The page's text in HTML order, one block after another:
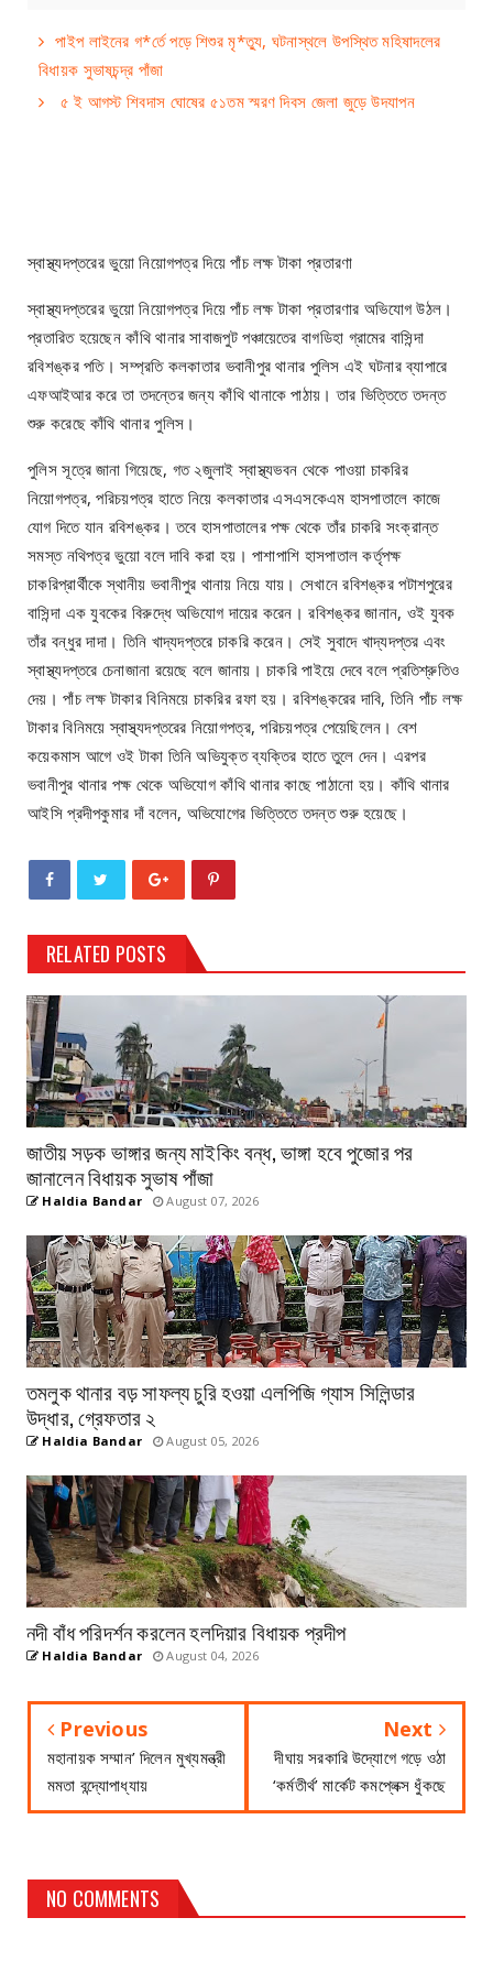
পাইপ লাইনের গ*র্তে পড়ে শিশুর মৃ*ত্যু, ঘটনাস্থলে উপস্থিত মহিষাদলের
বিধায়ক সুভাষচন্দ্র পাঁজা
৫ ই আগস্ট শিবদাস ঘোষের ৫১তম স্মরণ দিবস জেলা জুড়ে উদযাপন
স্বাস্থ্যদপ্তরের ভুয়ো নিয়োগপত্র দিয়ে পাঁচ লক্ষ টাকা প্রতারণা
স্বাস্থ্যদপ্তরের ভুয়ো নিয়োগপত্র দিয়ে পাঁচ লক্ষ টাকা প্রতারণার অভিযোগ উঠল।
প্রতারিত হয়েছেন কাঁথি থানার সাবাজপুট পঞ্চায়েতের বাগডিহা গ্রামের বাসিন্দা
রবিশঙ্কর পতি। সম্প্রতি কলকাতার ভবানীপুর থানার পুলিস এই ঘটনার ব্যাপারে
এফআইআর করে তা তদন্তের জন্য কাঁথি থানাকে পাঠায়। তার ভিত্তিতে তদন্ত
শুরু করেছে কাঁথি থানার পুলিস।
পুলিস সূত্রে জানা গিয়েছে, গত ২জুলাই স্বাস্থ্যভবন থেকে পাওয়া চাকরির
নিয়োগপত্র, পরিচয়পত্র হাতে নিয়ে কলকাতার এসএসকেএম হাসপাতালে কাজে
যোগ দিতে যান রবিশঙ্কর। তবে হাসপাতালের পক্ষ থেকে তাঁর চাকরি সংক্রান্ত
সমস্ত নথিপত্র ভুয়ো বলে দাবি করা হয়। পাশাপাশি হাসপাতাল কর্তৃপক্ষ
চাকরিপ্রার্থীকে স্থানীয় ভবানীপুর থানায় নিয়ে যায়। সেখানে রবিশঙ্কর পটাশপুরের
বাসিন্দা এক যুবকের বিরুদ্ধে অভিযোগ দায়ের করেন। রবিশঙ্কর জানান, ওই যুবক
তাঁর বন্ধুর দাদা। তিনি খাদ্য‌দপ্তরে চাকরি করেন। সেই সুবাদে খাদ্যদপ্তর এবং
স্বাস্থ্যদপ্তরে চেনাজানা রয়েছে বলে জানায়। চাকরি পাইয়ে দেবে বলে প্রতিশ্রুতিও
দেয়। পাঁচ লক্ষ টাকার বিনিময়ে চাকরির রফা হয়। রবিশঙ্করের দাবি, তিনি পাঁচ লক্ষ
টাকার বিনিময়ে স্বাস্থ্যদপ্তরের নিয়োগপত্র, পরিচয়পত্র পেয়েছিলেন। বেশ
কয়েকমাস আগে ওই টাকা তিনি অভিযুক্ত ব্যক্তির হাতে তুলে দেন। এরপর
ভবানীপুর থানার পক্ষ থেকে অভিযোগ কাঁথি থানার কাছে পাঠানো হয়। কাঁথি থানার
আইসি প্রদীপকুমার দাঁ বলেন, অভিযোগের ভিত্তিতে তদন্ত শুরু হয়েছে।
RELATED POSTS
জাতীয় সড়ক ভাঙ্গার জন্য মাইকিং বন্ধ, ভাঙ্গা হবে পুজোর পর
জানালেন বিধায়ক সুভাষ পাঁজা
Haldia Bandar August 07, 2026
তমলুক থানার বড় সাফল্য চুরি হওয়া এলপিজি গ্যাস সিলিন্ডার
উদ্ধার, গ্রেফতার ২
Haldia Bandar August 05, 2026
নদী বাঁধ পরিদর্শন করলেন হলদিয়ার বিধায়ক প্রদীপ
Haldia Bandar August 04, 2026
Previous
মহানায়ক সম্মান’ দিলেন মুখ্যমন্ত্রী
মমতা বন্দ্যোপাধ্যায়
Next
দীঘায় সরকারি উদ্যোগে গড়ে ওঠা
‘কর্মতীর্থ’ মার্কেট কমপ্লেক্স ধুঁকছে
NO COMMENTS